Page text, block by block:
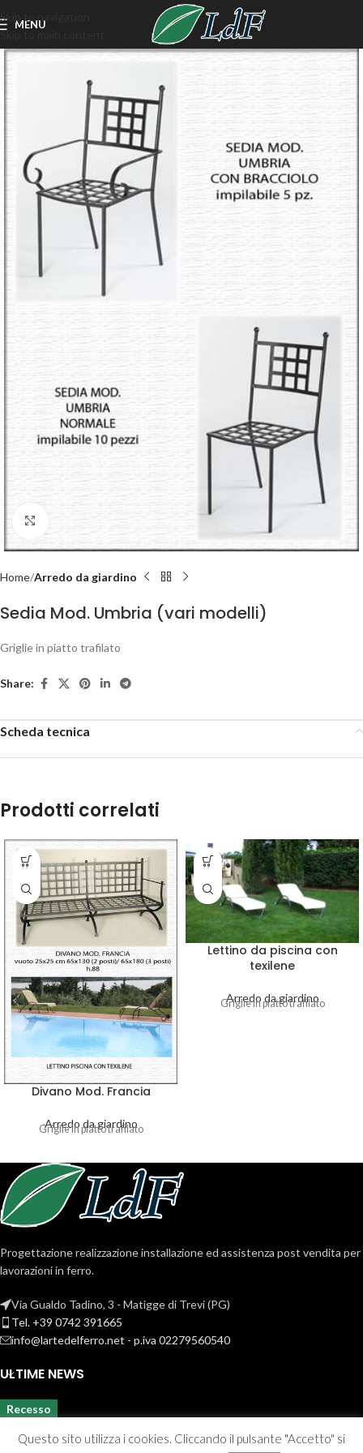
Skip to navigation
Skip to main content
MENU
Click to enlarge
Home Arredo da giardino
Sedia Mod. Umbria (vari modelli)
Griglie in piatto trafilato
Share:
Scheda tecnica
Prodotti correlati
Divano Mod. Francia
Arredo da giardino
Griglie in piatto trafilato
Lettino da piscina con
texilene
Arredo da giardino
Griglie in piatto trafilato
Progettazione realizzazione installazione ed assistenza post vendita per
lavorazioni in ferro.
Via Gualdo Tadino, 3 - Matigge di Trevi (PG)
Tel. +39 0742 391665
info@lartedelferro.net - p.iva 02279560540
ULTIME NEWS
Recesso
Questo sito utilizza i cookies. Cliccando il pulsante "Accetto" si